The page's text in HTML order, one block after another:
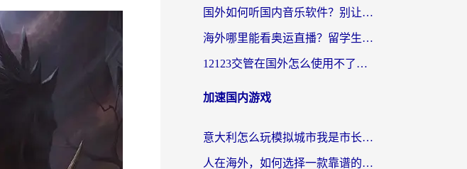
国外如何听国内音乐软件？别让地域限制，断了你的中文歌单
海外哪里能看奥运直播？留学生&海外华人必看的体育赛事观赛终极指南
12123交管在国外怎么使用不了？海外华人必看的无缝访问国内资源指南
加速国内游戏
意大利怎么玩模拟城市我是市长？海外党国服游戏加速终极攻略（附三国3量子特攻解决办法）
人在海外，如何选择一款靠谱的玩剑灵2加速器？